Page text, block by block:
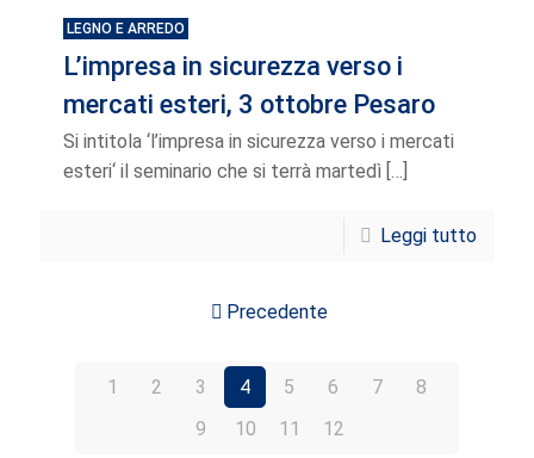
LEGNO E ARREDO
L’impresa in sicurezza verso i
mercati esteri, 3 ottobre Pesaro
Si intitola ‘l’impresa in sicurezza verso i mercati
esteri‘ il seminario che si terrà martedì […]
Leggi tutto
Precedente
1 2 3 4 5 6 7
8
9
10 11 12